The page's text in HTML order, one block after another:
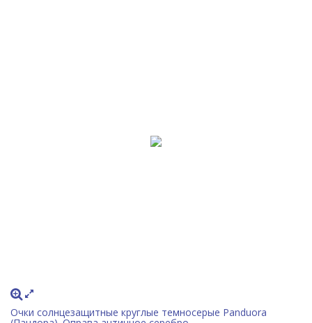
Очки солнцезащитные круглые темносерые Panduora